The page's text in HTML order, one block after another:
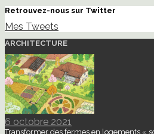
Retrouvez-nous sur Twitter
Mes Tweets
ARCHITECTURE
6 octobre 2021
Transformer des fermes en logements «